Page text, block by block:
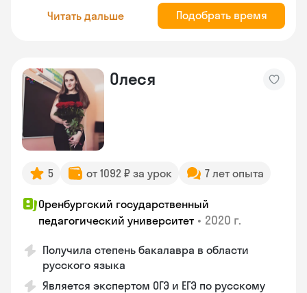
Читать дальше Подобрать время
Олеся
5 от 1092 ₽ за урок 7 лет опыта
Оренбургский государственный
педагогический университет • 2020 г.
Получила степень бакалавра в области
русского языка
Является экспертом ОГЭ и ЕГЭ по русскому